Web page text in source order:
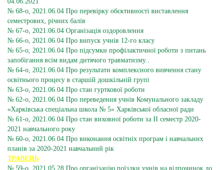
№ 68-о, 2021.06.04 Про перевірку обєктивності виставлення
семестрових, річних балів
№ 67-о, 2021.06.04 Організація оздоровлення
№ 66-о, 2021.06.04 Про випуск учнів 12-го класу
№ 65-о, 2021.06.04 Про підсумки профілактичної роботи з питань
запобігання всім видам дитячого травматизму..
№ 64-о, 2021.06.04 Про результати комплексного вивчення стану
освітнього процесу в старшій дошкільній групі
№ 63-о, 2021.06.04 Про стан гурткової роботи
№ 62-о, 2021.06.04 Про переведення учнів Комунального закладу
«Харківська спеціальна школа № 5» Харківської обласної ради
№ 61-о, 2021.06.04 Про стан виховної роботи за ІІ семестр 2020-
2021 навчального року
№ 60-о, 2021.06.04 Про виконання освітніх програм і навчальних
планів за 2020-2021 навчальний рік
ТРАВЕНЬ
№ 59-о, 2021.05.28 Про організацію поїздки учнів на відпочинок до